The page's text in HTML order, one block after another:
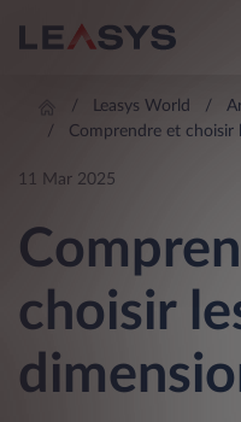
Leasys World
Comprendre et choisir
11 Mar 2025
choisir